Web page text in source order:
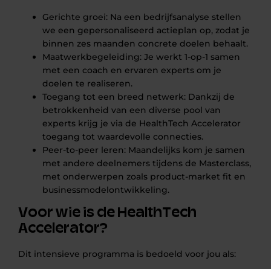
Gerichte groei: Na een bedrijfsanalyse stellen
we een gepersonaliseerd actieplan op, zodat je
binnen zes maanden concrete doelen behaalt.
Maatwerkbegeleiding: Je werkt 1-op-1 samen
met een coach en ervaren experts om je
doelen te realiseren.
Toegang tot een breed netwerk: Dankzij de
betrokkenheid van een diverse pool van
experts krijg je via de HealthTech Accelerator
toegang tot waardevolle connecties.
Peer-to-peer leren: Maandelijks kom je samen
met andere deelnemers tijdens de Masterclass,
met onderwerpen zoals product-market fit en
businessmodelontwikkeling.
Voor wie is de HealthTech
Accelerator?
Dit intensieve programma is bedoeld voor jou als: